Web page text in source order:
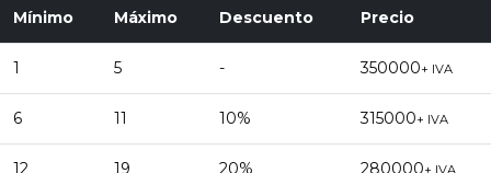
Mínimo Máximo Descuento Precio
1 5 - 350000+ IVA
6 11 10% 315000+ IVA
12 19 20% 280000+ IVA